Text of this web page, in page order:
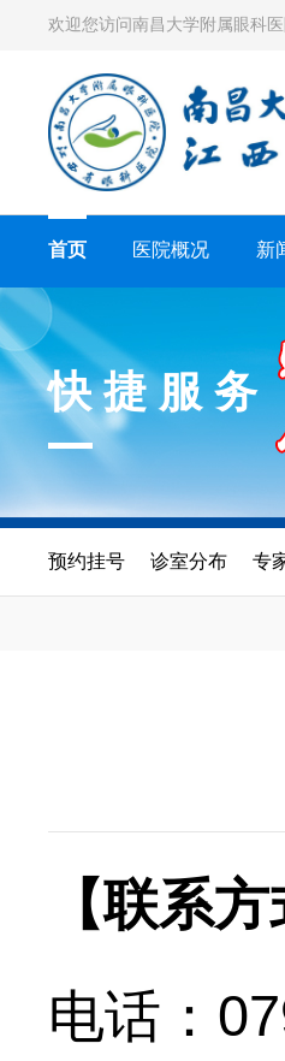
欢迎您访问南昌大学附属眼科
首页 医院概况 新
快捷服务
预约挂号 诊室分布 专
【联系方
电话：